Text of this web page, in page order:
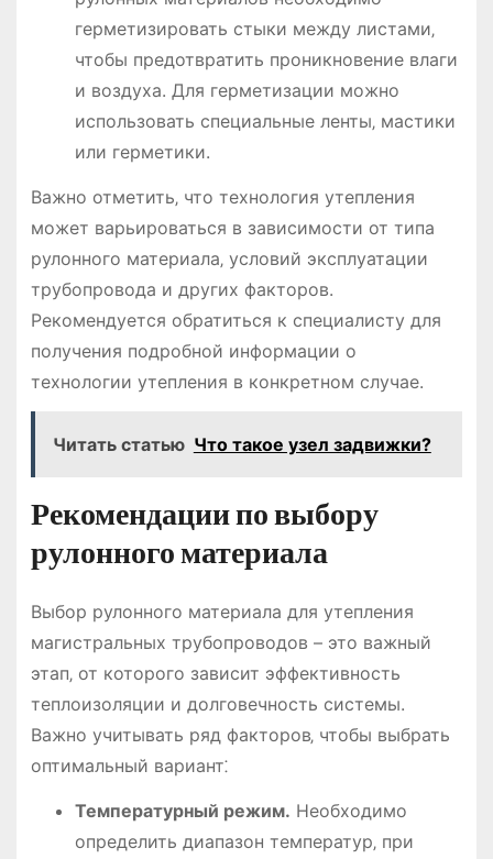
герметизировать стыки между листами‚
чтобы предотвратить проникновение влаги
и воздуха. Для герметизации можно
использовать специальные ленты‚ мастики
или герметики.
Важно отметить‚ что технология утепления
может варьироваться в зависимости от типа
рулонного материала‚ условий эксплуатации
трубопровода и других факторов.
Рекомендуется обратиться к специалисту для
получения подробной информации о
технологии утепления в конкретном случае.
Читать статью Что такое узел задвижки?
Рекомендации по выбору
рулонного материала
Выбор рулонного материала для утепления
магистральных трубопроводов – это важный
этап‚ от которого зависит эффективность
теплоизоляции и долговечность системы.
Важно учитывать ряд факторов‚ чтобы выбрать
оптимальный вариант⁚
Температурный режим. Необходимо
определить диапазон температур‚ при